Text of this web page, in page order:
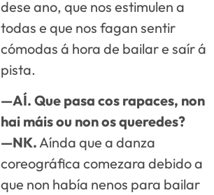
dese ano, que nos estimulen a
todas e que nos fagan sentir
cómodas á hora de bailar e saír á
pista.
—AÍ. Que pasa cos rapaces, non
hai máis ou non os queredes?
—NK. Aínda que a danza
coreográfica comezara debido a
que non había nenos para bailar